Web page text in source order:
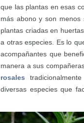
que las plantas en esas
más abono y son menos
plantas criadas en
a otras especies. Es lo
acompañantes que
manera a sus
rosales
diversas especies que